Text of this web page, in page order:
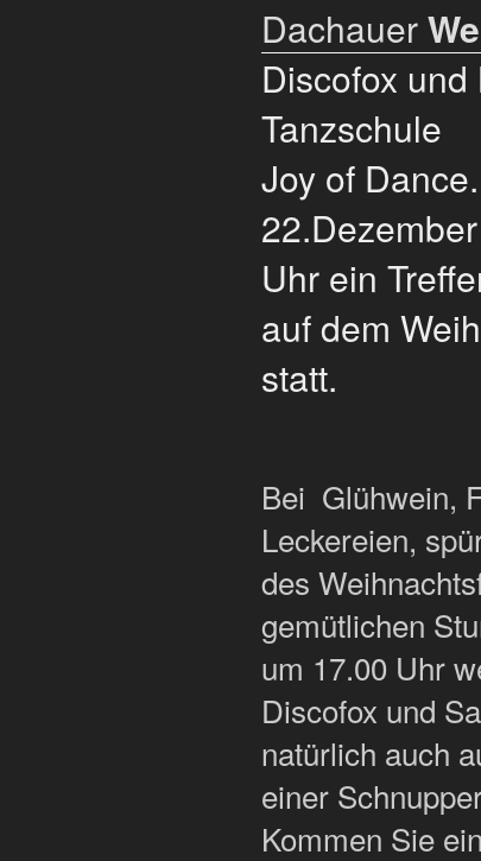
Dachauer
Discofox
Tanzschule
Joy of
Uhr ein
auf dem
statt.
Bei Glühwein,
Leckereien,
des
gemütlichen
um 17.00 Uhr
Discofox und
natürlich auch
einer
Kommen Sie